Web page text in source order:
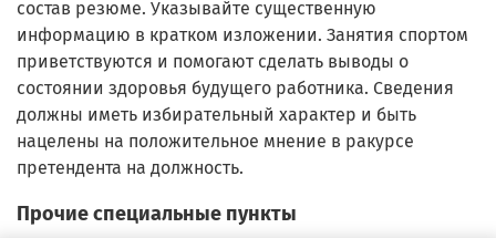
состав резюме. Указывайте существенную
информацию в кратком изложении. Занятия спортом
приветствуются и помогают сделать выводы о
состоянии здоровья будущего работника. Сведения
должны иметь избирательный характер и быть
нацелены на положительное мнение в ракурсе
претендента на должность.
Прочие специальные пункты